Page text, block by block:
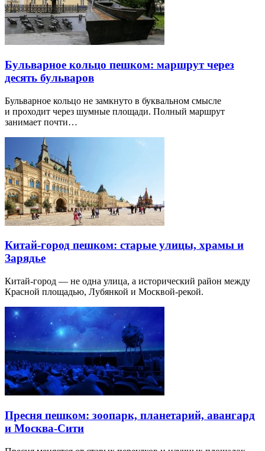
Бульварное кольцо пешком: маршрут через
десять бульваров
Бульварное кольцо не замкнуто в буквальном смысле
и проходит через шумные площади. Полный маршрут
занимает почти…
Китай-город пешком: старые улицы, храмы и
Зарядье
Китай-город — не одна улица, а исторический район между
Красной площадью, Лубянкой и Москвой-рекой.
Пресня пешком: зоопарк, планетарий, авангард
и Москва-Сити